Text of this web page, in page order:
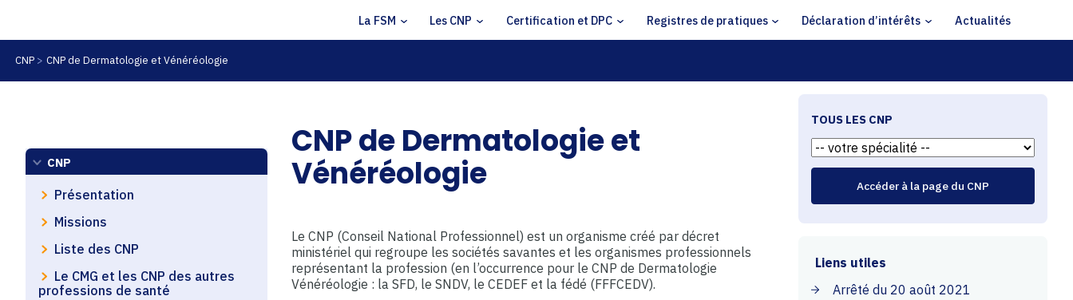
La FSM Les CNP Certification et DPC Registres de pratiques Déclaration d’intérêts Actualités
CNP CNP de Dermatologie et Vénéréologie
CNP
Présentation
Missions
Liste des CNP
Le CMG et les CNP des autres
professions de santé
CNP de Dermatologie et
Vénéréologie
Le CNP (Conseil National Professionnel) est un organisme créé par décret
ministériel qui regroupe les sociétés savantes et les organismes professionnels
représentant la profession (en l’occurrence pour le CNP de Dermatologie
Vénéréologie : la SFD, le SNDV, le CEDEF et la fédé (FFFCEDV).
TOUS LES CNP
Liens utiles
Arrêté du 20 août 2021